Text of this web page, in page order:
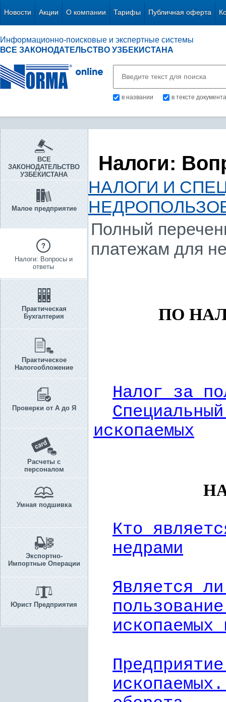
Новости Акции О компании Тарифы Публичная оферта
Информационно-поисковые и экспертные системы
ВСЕ ЗАКОНОДАТЕЛЬСТВО УЗБЕКИСТАНА
в названии в тексте документа
ВСЕ
ЗАКОНОДАТЕЛЬСТВО
УЗБЕКИСТАНА
Малое предприятие
Налоги: Вопросы и
ответы
Практическая
Бухгалтерия
Практическое
Налогообложение
Проверки от А до Я
Расчеты с
персоналом
Умная подшивка
Экспортно-
Импортные Операции
Юрист Предприятия
Налоги:
НАЛОГИ И
Полный
платежам для
ПО
Налог за
ископаемых
Кто
недрами
Является